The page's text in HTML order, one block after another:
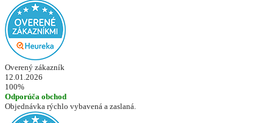
Overený zákazník
12.01.2026
100%
Odporúča obchod
Objednávka rýchlo vybavená a zaslaná.